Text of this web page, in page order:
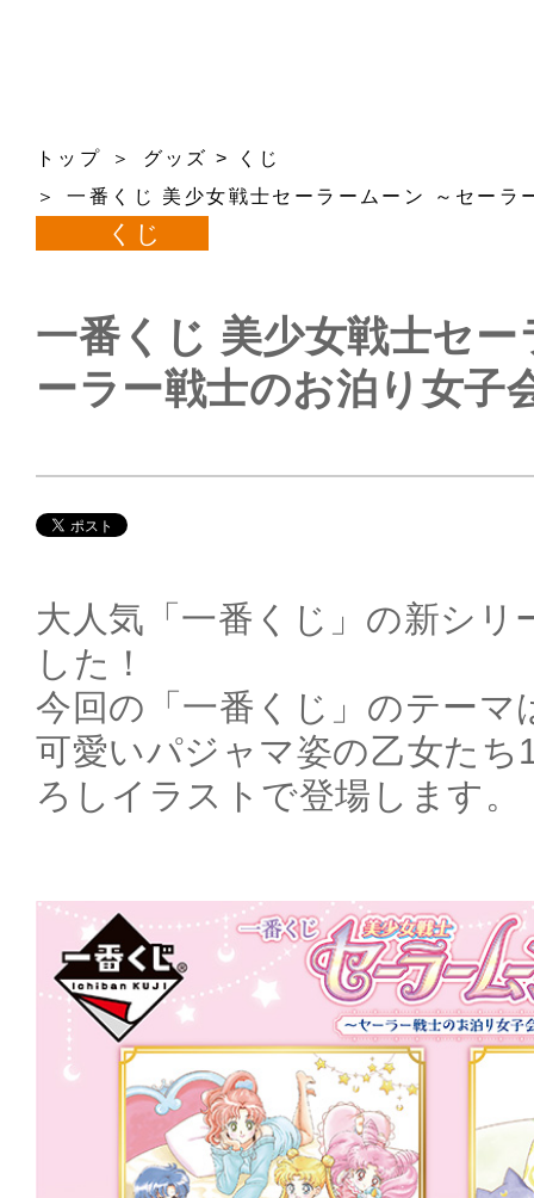
トップ グッズ >
くじ
一番くじ 美少女戦士セーラームーン ～セーラ
くじ
一番くじ 美少女戦士セ
ーラー戦士のお泊り女子
大人気「一番くじ」の新シリ
した！
今回の「一番くじ」のテーマ
可愛いパジャマ姿の乙女たち
ろしイラストで登場します。